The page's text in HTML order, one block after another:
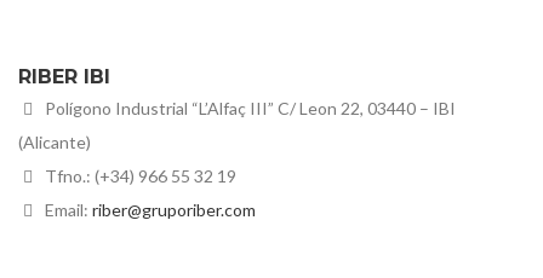
RIBER IBI
Polígono Industrial “L’Alfaç III” C/ Leon 22, 03440 – IBI
(Alicante)
Tfno.: (+34) 966 55 32 19
Email: riber@gruporiber.com